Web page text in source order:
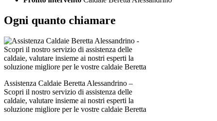
Ogni quanto chiamare
Assistenza Caldaie Beretta Alessandrino –
Scopri il nostro servizio di assistenza delle
caldaie, valutare insieme ai nostri esperti la
soluzione migliore per le vostre caldaie Beretta